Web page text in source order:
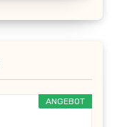
ANGEBOT